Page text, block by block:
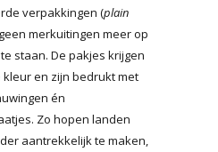
verpakkingen (plain
merkuitingen meer op
staan. De pakjes krijgen
en zijn bedrukt met
én
Zo hopen landen
aantrekkelijk te maken,